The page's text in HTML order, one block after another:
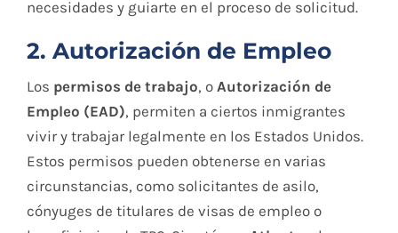
necesidades y guiarte en el proceso de solicitud.
2. Autorización de Empleo
Los permisos de trabajo, o Autorización de
Empleo (EAD), permiten a ciertos inmigrantes
vivir y trabajar legalmente en los Estados Unidos.
Estos permisos pueden obtenerse en varias
circunstancias, como solicitantes de asilo,
cónyuges de titulares de visas de empleo o